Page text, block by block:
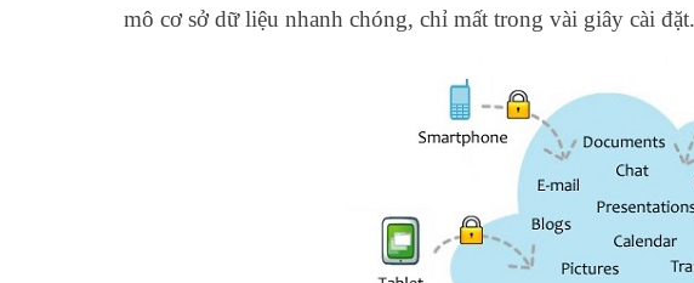
mô cơ sở dữ liệu nhanh chóng, chỉ mất trong vài giây cài đặt.